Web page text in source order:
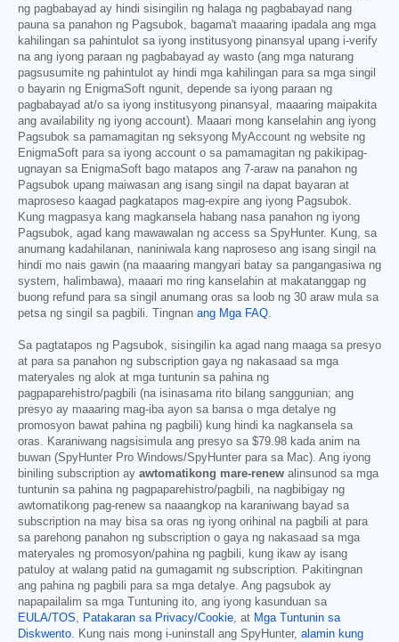
ng pagbabayad ay hindi sisingilin ng halaga ng pagbabayad nang
pauna sa panahon ng Pagsubok, bagama't maaaring ipadala ang mga
kahilingan sa pahintulot sa iyong institusyong pinansyal upang i-verify
na ang iyong paraan ng pagbabayad ay wasto (ang mga naturang
pagsusumite ng pahintulot ay hindi mga kahilingan para sa mga singil
o bayarin ng EnigmaSoft ngunit, depende sa iyong paraan ng
pagbabayad at/o sa iyong institusyong pinansyal, maaaring maipakita
ang availability ng iyong account). Maaari mong kanselahin ang iyong
Pagsubok sa pamamagitan ng seksyong MyAccount ng website ng
EnigmaSoft para sa iyong account o sa pamamagitan ng pakikipag-
ugnayan sa EnigmaSoft bago matapos ang 7-araw na panahon ng
Pagsubok upang maiwasan ang isang singil na dapat bayaran at
maproseso kaagad pagkatapos mag-expire ang iyong Pagsubok.
Kung magpasya kang magkansela habang nasa panahon ng iyong
Pagsubok, agad kang mawawalan ng access sa SpyHunter. Kung, sa
anumang kadahilanan, naniniwala kang naproseso ang isang singil na
hindi mo nais gawin (na maaaring mangyari batay sa pangangasiwa ng
system, halimbawa), maaari mo ring kanselahin at makatanggap ng
buong refund para sa singil anumang oras sa loob ng 30 araw mula sa
petsa ng singil sa pagbili. Tingnan ang Mga FAQ.
Sa pagtatapos ng Pagsubok, sisingilin ka agad nang maaga sa presyo
at para sa panahon ng subscription gaya ng nakasaad sa mga
materyales ng alok at mga tuntunin sa pahina ng
pagpaparehistro/pagbili (na isinasama rito bilang sanggunian; ang
presyo ay maaaring mag-iba ayon sa bansa o mga detalye ng
promosyon bawat pahina ng pagbili) kung hindi ka nagkansela sa
oras. Karaniwang nagsisimula ang presyo sa $79.98 kada anim na
buwan (SpyHunter Pro Windows/SpyHunter para sa Mac). Ang iyong
biniling subscription ay awtomatikong mare-renew alinsunod sa mga
tuntunin sa pahina ng pagpaparehistro/pagbili, na nagbibigay ng
awtomatikong pag-renew sa naaangkop na karaniwang bayad sa
subscription na may bisa sa oras ng iyong orihinal na pagbili at para
sa parehong panahon ng subscription o gaya ng nakasaad sa mga
materyales ng promosyon/pahina ng pagbili, kung ikaw ay isang
patuloy at walang patid na gumagamit ng subscription. Pakitingnan
ang pahina ng pagbili para sa mga detalye. Ang pagsubok ay
napapailalim sa mga Tuntuning ito, ang iyong kasunduan sa
EULA/TOS, Patakaran sa Privacy/Cookie, at Mga Tuntunin sa
Diskwento. Kung nais mong i-uninstall ang SpyHunter, alamin kung